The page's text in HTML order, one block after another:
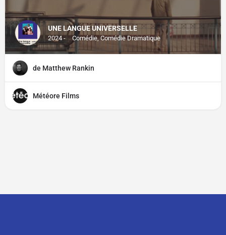
UNE LANGUE UNIVERSELLE
2024 - Comédie, Comédie Dramatique
de Matthew Rankin
Météore Films